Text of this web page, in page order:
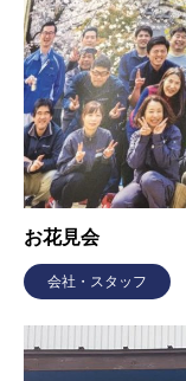
お花見会
会社・スタッフ